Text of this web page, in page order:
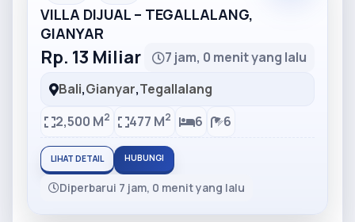
VILLA DIJUAL – TEGALLALANG,
GIANYAR
Rp. 13 Miliar
7 jam, 0 menit yang lalu
Bali,Gianyar,Tegallalang
2,500 M2 477 M2 6 6
LIHAT DETAIL HUBUNGI
Diperbarui 7 jam, 0 menit yang lalu